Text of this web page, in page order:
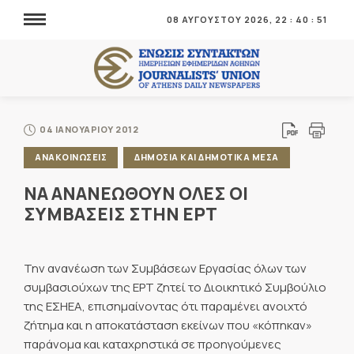
08 ΑΥΓΟΥΣΤΟΥ 2026, 22 : 40 : 52
04 ΙΑΝΟΥΑΡΙΟΥ 2012
ΑΝΑΚΟΙΝΩΣΕΙΣ ΔΗΜΟΣΙΑ ΚΑΙ ΔΗΜΟΤΙΚΑ ΜΕΣΑ
ΝΑ ΑΝΑΝΕΩΘΟΥΝ ΟΛΕΣ ΟΙ
ΣΥΜΒΑΣΕΙΣ ΣΤΗΝ ΕΡΤ
Την ανανέωση των Συμβάσεων Εργασίας όλων των
συμβασιούχων της ΕΡΤ ζητεί το Διοικητικό Συμβούλιο
της ΕΣΗΕΑ, επισημαίνοντας ότι παραμένει ανοιχτό
ζήτημα και η αποκατάσταση εκείνων που «κόπηκαν»
παράνομα και καταχρηστικά σε προηγούμενες